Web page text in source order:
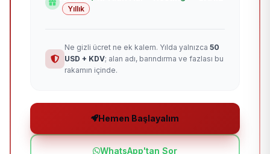
Yıllık
Ne gizli ücret ne ek kalem. Yılda yalnızca 50
USD + KDV; alan adı, barındırma ve fazlası bu
rakamın içinde.
Hemen Başlayalım
WhatsApp'tan Sor